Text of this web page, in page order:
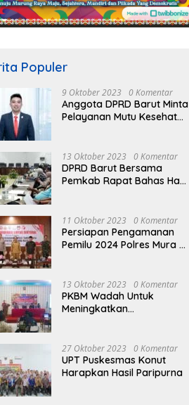
Populer
9 Oktober 2023 0 Komentar
Anggota DPRD Barut Minta
Pelayanan Mutu Kesehatan
13 Oktober 2023 0 Komentar
DPRD Barut Bersama
Pemkab Rapat Bahas Hasil
Perubahan 2023
11 Oktober 2023 0 Komentar
Persiapan Pengamanan
Pemilu 2024 Polres Mura
13 Oktober 2023 0 Komentar
PKBM Wadah Untuk
Meningkatkan
Dalam Bidang Ekonomi
27 Oktober 2023 0 Komentar
UPT Puskesmas Konut
Harapkan Hasil Paripurna